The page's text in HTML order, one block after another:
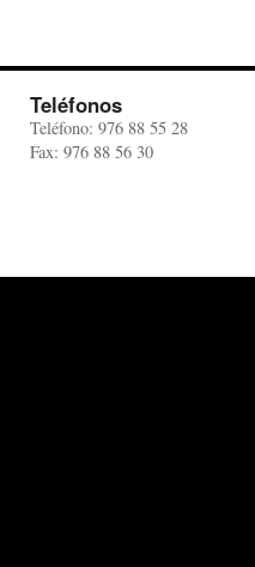
Teléfonos
Teléfono: 976 88 55 28
Fax: 976 88 56 30